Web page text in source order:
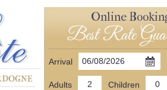
Online
Best Rate
Arrival
Adults Children